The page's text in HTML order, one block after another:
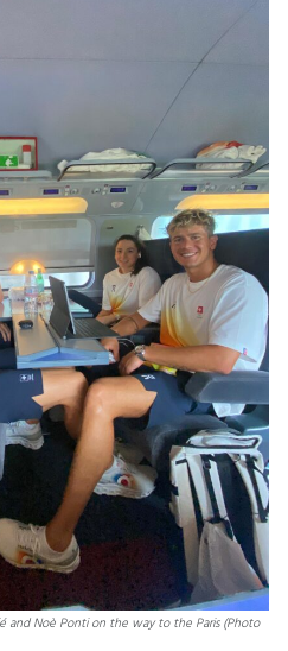
and Noè Ponti on the way to the Paris (Photo